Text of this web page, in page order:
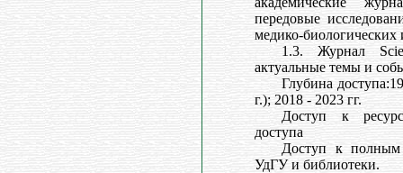
передовые
медико-биологических
1.3. Журнал
актуальные темы и
Глубина
г.); 2018 - 2023 гг.
Доступ к
доступа
Доступ к полным
УдГУ и библиотеки.